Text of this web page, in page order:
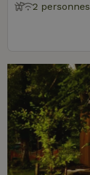
2 personnes